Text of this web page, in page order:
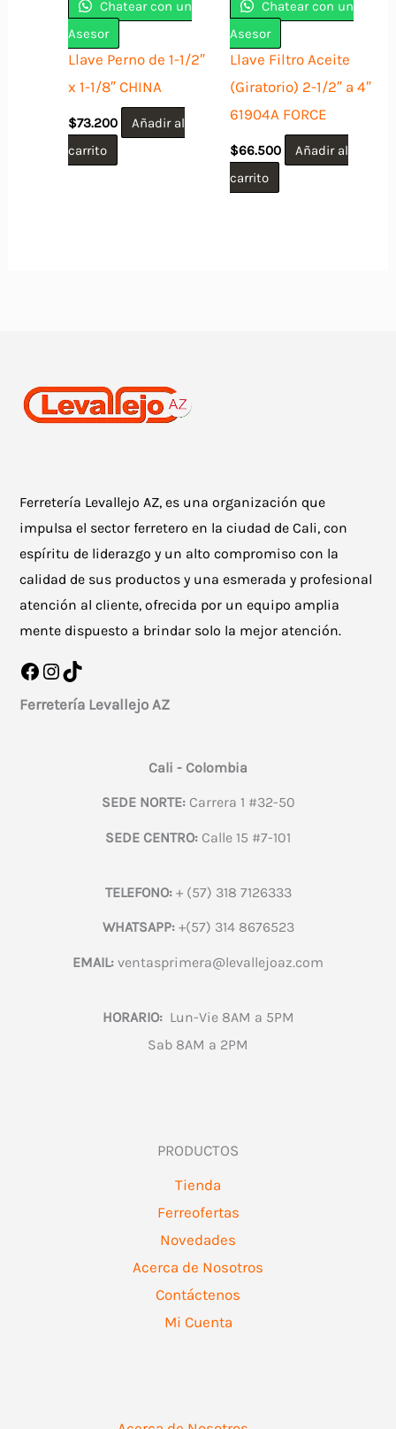
Chatear con un
Asesor
Llave Perno de 1-1/2″
x 1-1/8″ CHINA
$73.200
Añadir al
carrito
Chatear con un
Asesor
Llave Filtro Aceite
(Giratorio) 2-1/2″ a 4″
61904A FORCE
$66.500
Añadir al
carrito
Ferretería Levallejo AZ, es una organización que
impulsa el sector ferretero en la ciudad de Cali, con
espíritu de liderazgo y un alto compromiso con la
calidad de sus productos y una esmerada y profesional
atención al cliente, ofrecida por un equipo amplia
mente dispuesto a brindar solo la mejor atención.
Facebook
Instagram
TikTok
Ferretería Levallejo AZ
Cali - Colombia
SEDE NORTE:Carrera 1 #32-50
SEDE CENTRO: Calle 15 #7-101
TELEFONO:+ (57) 318 7126333
WHATSAPP:+(57) 314 8676523
EMAIL: ventasprimera@levallejoaz.com
HORARIO:Lun-Vie 8AM a 5PM
Sab 8AM a 2PM
PRODUCTOS
Tienda
Ferreofertas
Novedades
Acerca de Nosotros
Contáctenos
Mi Cuenta